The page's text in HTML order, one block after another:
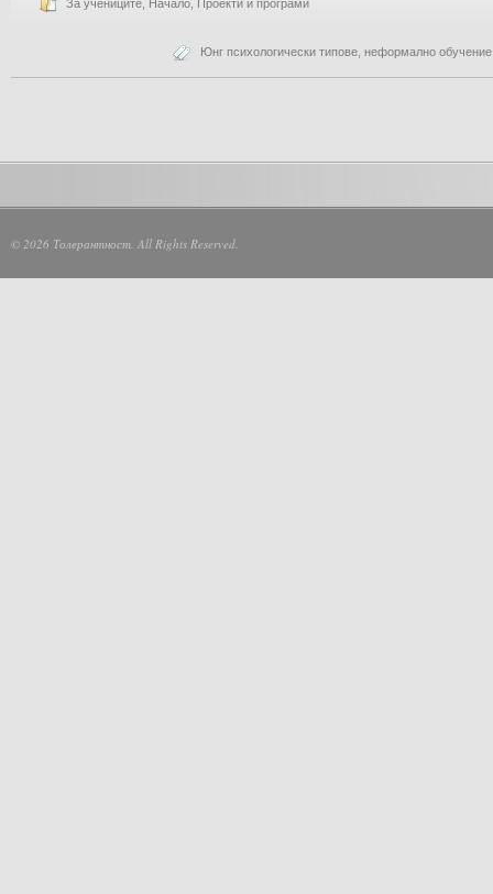
За учениците Начало Проекти и програми
Юнг психологически типове неформално обучение
© 2026 Толерантност. All Rights Reserved.